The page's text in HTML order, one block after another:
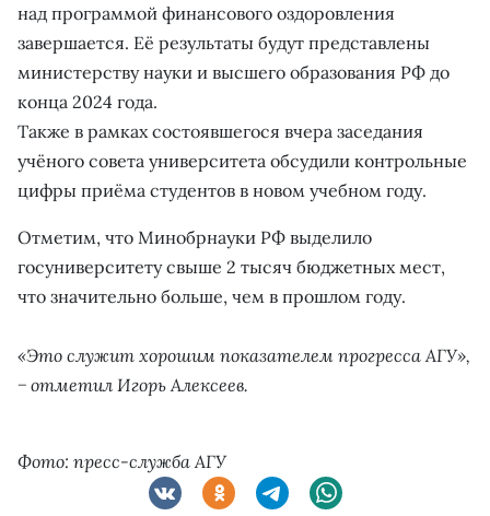
над программой финансового оздоровления
завершается. Её результаты будут представлены
министерству науки и высшего образования РФ до
конца 2024 года.
Также в рамках состоявшегося вчера заседания
учёного совета университета обсудили контрольные
цифры приёма студентов в новом учебном году.
Отметим, что Минобрнауки РФ выделило
госуниверситету свыше 2 тысяч бюджетных мест,
что значительно больше, чем в прошлом году.
«Это служит хорошим показателем прогресса АГУ»,
− отметил Игорь Алексеев.
Фото: пресс-служба АГУ